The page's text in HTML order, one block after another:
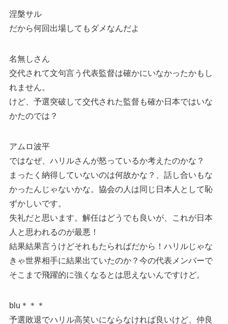
涅槃サル
だから何回出場してもダメなんだよ
名無しさん
交代されて文句言う代表監督は確かにいなかったかもし
れません。
けど、予選突破して交代された監督も確か日本ではいな
かたのでは？
アムロ波平
ではなぜ、ハリルさんが怒っているか考えたのかな？
まったく納得していないのは何故かな？、話し合いもな
かったんじゃないかな。協会の人は同じ日本人として恥
ずかしいです。
失礼だと思います。解任はどうでも良いが、これが日本
人と思われるのが最悪！
結果結果言うけどそれもたらればだから！ハリルじゃな
きゃ世界相手に結果出ていたのか？今の代表メンバーで
そこまで飛躍的に強くなるとは思えないんですけど。
blu＊＊＊
予選敗退でハリル高笑いにならなければ良いけど、仲良